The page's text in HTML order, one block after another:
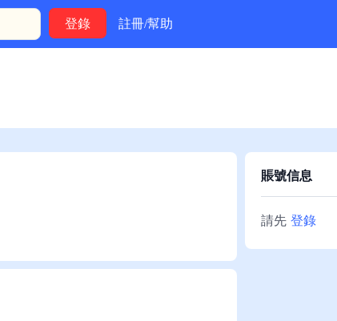
註冊/幫助
賬號信息
請先 登錄